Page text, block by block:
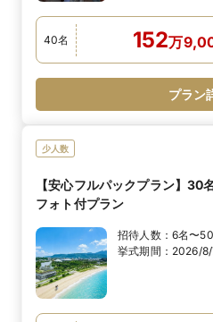
40名 152万
プラン
少人数
【安心フルパックプラン】30
フォト付プラン
招待人数： 6名〜
挙式期間： 2026/